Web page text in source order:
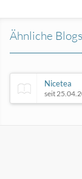
Ähnliche Blogs
Nicetea
seit